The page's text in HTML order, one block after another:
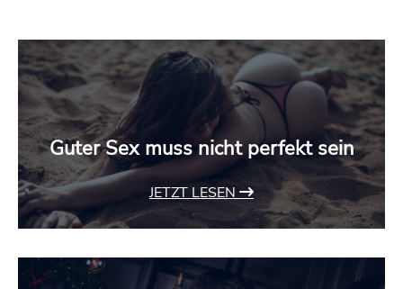
Guter Sex muss nicht perfekt sein
JETZT LESEN